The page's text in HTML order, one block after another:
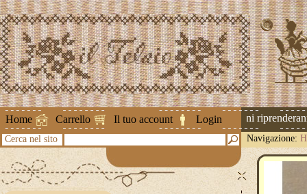
Home Carrello Il tuo account Login
Attenzione ! Le spedizioni
Cerca nel sito Navigazione: